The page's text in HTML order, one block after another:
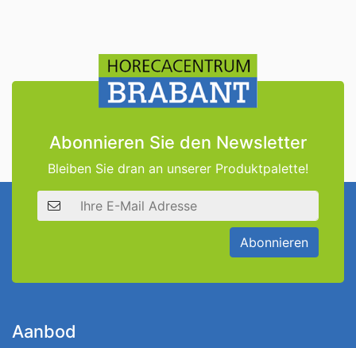
Abonnieren Sie den Newsletter
Bleiben Sie dran an unserer Produktpalette!
E-Mail Adresse
Abonnieren
Aanbod